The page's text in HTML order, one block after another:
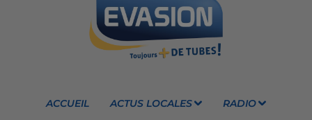
ACCUEIL ACTUS LOCALES RADIO